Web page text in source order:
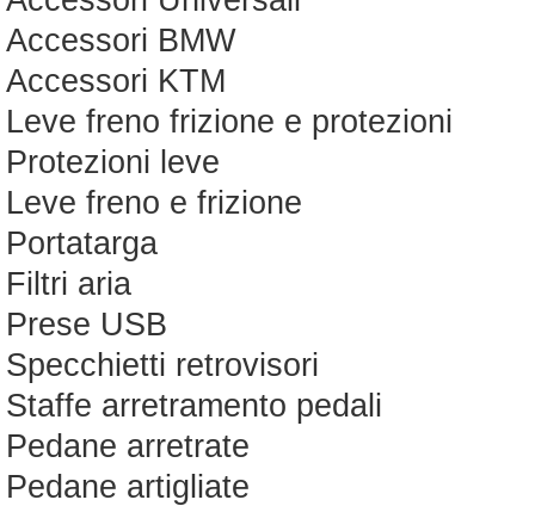
Accessori BMW
Accessori KTM
Leve freno frizione e protezioni
Protezioni leve
Leve freno e frizione
Portatarga
Filtri aria
Prese USB
Specchietti retrovisori
Staffe arretramento pedali
Pedane arretrate
Pedane artigliate